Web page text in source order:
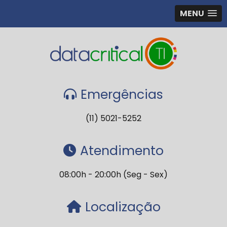
MENU
Emergências
(11) 5021-5252
Atendimento
08:00h - 20:00h (Seg - Sex)
Localização